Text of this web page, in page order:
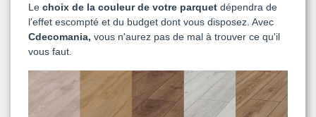
Le choix de la couleur de votre parquet dépendra de
l'effet escompté et du budget dont vous disposez. Avec
Cdecomania, vous n'aurez pas de mal à trouver ce qu'il
vous faut.